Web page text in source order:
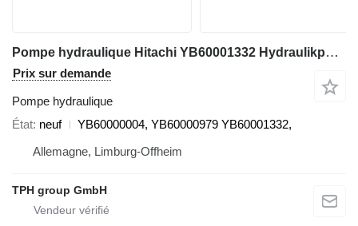
Pompe hydraulique Hitachi YB60001332 Hydraulikpumpe YB60000004, YB60000979, Hitachi ZX190W pour excavateur Hitachi ZX190W-5B
Prix sur demande
Pompe hydraulique
État neuf
YB60000004, YB60000979 YB60001332,
Allemagne, Limburg-Offheim
TPH group GmbH